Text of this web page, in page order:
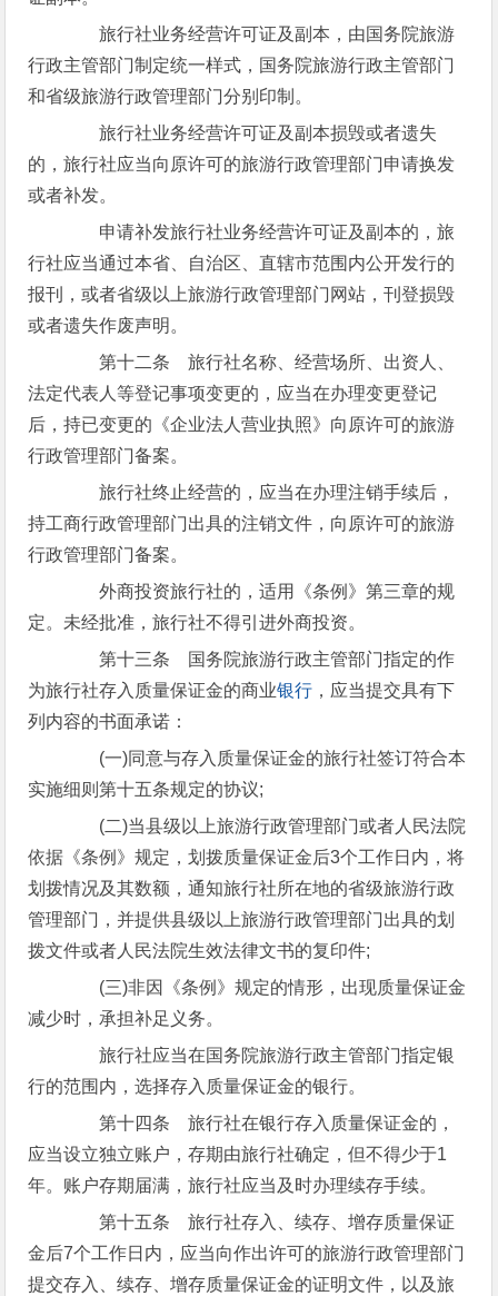
旅行社业务经营许可证及副本，由国务院旅游
行政主管部门制定统一样式，国务院旅游行政主管部门
和省级旅游行政管理部门分别印制。
旅行社业务经营许可证及副本损毁或者遗失
的，旅行社应当向原许可的旅游行政管理部门申请换发
或者补发。
申请补发旅行社业务经营许可证及副本的，旅
行社应当通过本省、自治区、直辖市范围内公开发行的
报刊，或者省级以上旅游行政管理部门网站，刊登损毁
或者遗失作废声明。
第十二条 旅行社名称、经营场所、出资人、
法定代表人等登记事项变更的，应当在办理变更登记
后，持已变更的《企业法人营业执照》向原许可的旅游
行政管理部门备案。
旅行社终止经营的，应当在办理注销手续后，
持工商行政管理部门出具的注销文件，向原许可的旅游
行政管理部门备案。
外商投资旅行社的，适用《条例》第三章的规
定。未经批准，旅行社不得引进外商投资。
第十三条 国务院旅游行政主管部门指定的作
为旅行社存入质量保证金的商业银行 ，应当提交具有下
列内容的书面承诺：
(一)同意与存入质量保证金的旅行社签订符合本
实施细则第十五条规定的协议;
(二)当县级以上旅游行政管理部门或者人民法院
依据《条例》规定，划拨质量保证金后3个工作日内，将
划拨情况及其数额，通知旅行社所在地的省级旅游行政
管理部门，并提供县级以上旅游行政管理部门出具的划
拨文件或者人民法院生效法律文书的复印件;
(三)非因《条例》规定的情形，出现质量保证金
减少时，承担补足义务。
旅行社应当在国务院旅游行政主管部门指定银
行的范围内，选择存入质量保证金的银行。
第十四条 旅行社在银行存入质量保证金的，
应当设立独立账户，存期由旅行社确定，但不得少于1
年。账户存期届满，旅行社应当及时办理续存手续。
第十五条 旅行社存入、续存、增存质量保证
金后7个工作日内，应当向作出许可的旅游行政管理部门
提交存入、续存、增存质量保证金的证明文件，以及旅